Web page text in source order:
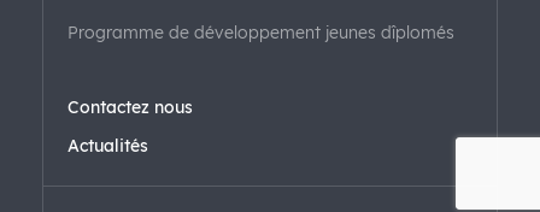
Programme de développement jeunes dîplomés
Contactez nous
Actualités